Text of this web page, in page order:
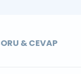
& CEVAP